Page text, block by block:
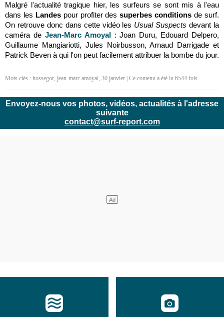
Malgré l'actualité tragique hier, les surfeurs se sont mis à l'eau
dans les Landespour profiter dessuperbes conditions de surf.
On retrouve donc dans cette vidéo les Usual Suspects devant la
caméra de Jean-Marc Amoyal: Joan Duru, Edouard Delpero,
Guillaume Mangiariotti, Jules Noirbusson, Arnaud Darrigade et
Patrick Beven à qui l'on peut facilement attribuer la bombe du jour.
Mots clés : hossegor, jean-marc amoyal, 30 janvier | Ce contenu a été lu 6544 fois.
Envoyez-nous vos photos, vidéos, actualités à l'adresse
suivante
contact@surf-report.com